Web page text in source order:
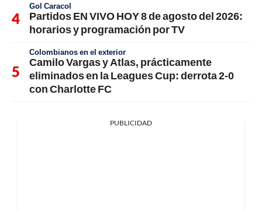
Gol Caracol
Partidos EN VIVO HOY 8 de agosto del 2026:
horarios y programación por TV
Colombianos en el exterior
Camilo Vargas y Atlas, prácticamente
eliminados en la Leagues Cup: derrota 2-0
con Charlotte FC
PUBLICIDAD